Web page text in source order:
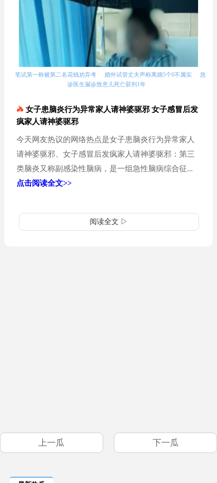
笔试第一称被第二名花钱劝弃考 婚外试管丈夫声称离婚5个0不属实
急
诊医生漏诊致患儿死亡获刑1年
女子患脑炎行为异常家人请神婆驱邪 女子感冒后发
疯家人请神婆驱邪
今天网友热议的网络热点是女子患脑炎行为异常家人
请神婆驱邪、女子感冒后发疯家人请神婆驱邪：第三
类脑炎又称副感染性脑病，是一组急性脑病综合征...
点击阅读全文>>
阅读全文 ▷
上一瓜 下一瓜